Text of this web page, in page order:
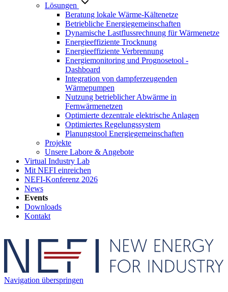
Lösungen
Beratung lokale Wärme-Kältenetze
Betriebliche Energiegemeinschaften
Dynamische Lastflussrechnung für Wärmenetze
Energieeffiziente Trocknung
Energieeffiziente Verbrennung
Energiemonitoring und Prognosetool -
Dashboard
Integration von dampferzeugenden
Wärmepumpen
Nutzung betrieblicher Abwärme in
Fernwärmenetzen
Optimierte dezentrale elektrische Anlagen
Optimiertes Regelungssystem
Planungstool Energiegemeinschaften
Projekte
Unsere Labore & Angebote
Virtual Industry Lab
Mit NEFI einreichen
NEFI-Konferenz 2026
News
Events
Downloads
Kontakt
Navigation überspringen